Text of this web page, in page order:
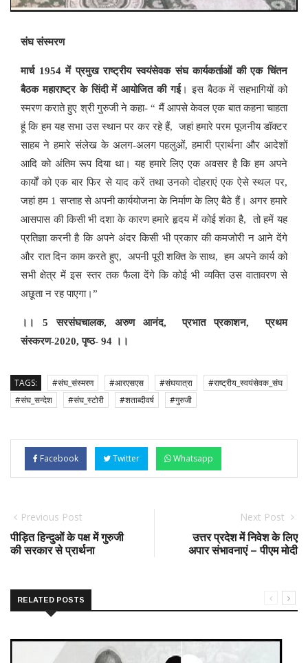
संघ संस्मरण
मार्च 1954 में प्रमुख राष्ट्रीय स्वयंसेवक संघ कार्यकर्ताओं की एक चिंतन
बैठक महाराष्ट्र के सिंदी में आयोजित की गई। इस बैठक में सहभागियों को
स्मरण कराते हुए श्री गुरुजी ने कहा- “ मैं आपसे केवल एक बात कहना चाहता
हूं कि हम यह सभा उस स्थान पर कर रहे हैं, जहां हमारे परम पूजनीय डॉक्टर
साहब ने हमारे संलेख के अलग-अलग पहलुओं, हमारी प्रार्थना और आदेशों
आदि को अंतिम रूप दिया था। यह हमारे लिए एक अवसर है कि हम अपने
कार्यों को एक बार फिर से याद करें तथा उनको दोहराएं एक ऐसे स्थल पर,
जहां हम 1 सप्ताह से अपनी कार्ययोजना के निर्माण के लिए बैठे हैं। अगर हमारे
आसपास की किसी भी दशा के कारण हमारे हृदय में कोई शंका है, तो हमें यह
प्रतिज्ञा करनी है कि अपने अंदर किसी भी प्रकार की कमजोरी न आने देंगे
और रात दिन काम करते हुए, अपनी पूरी शक्ति के साथ, हम अपने कार्य को
सभी क्षेत्र में इस स्तर तक फैला देंगे कि कोई भी व्यक्ति उस वातावरण से
अछूता न रह पाएगा।”
।। 5 सरसंघचालक, अरुण आनंद, प्रभात प्रकाशन, प्रथम
संस्करण-2020, पृष्ठ- 94 ।।
TAGS: #संघ_संस्मरण #आरएसएस #संघयात्रा
#राष्ट्रीय_स्वयंसेवक_संघ
#संघ_सन्देश
#संघ_स्टोरी #शताब्दीवर्ष #गुरुजी
Facebook Twitter Whatsapp
Previous Post
पीड़ित हिन्दुओं के पक्ष में गुरुजी
की सरकार से प्रार्थना
Next Post
उत्तर प्रदेश में निवेश के लिए
अपार संभावनाएं – पीएम मोदी
RELATED POSTS